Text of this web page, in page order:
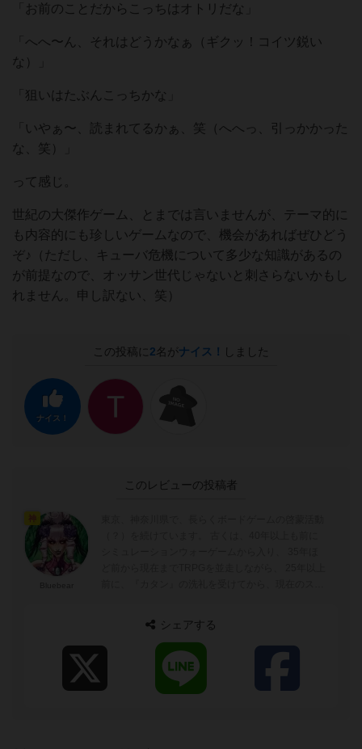
「お前のことだからこっちはオトリだな」
「へへ〜ん、それはどうかなぁ（ギクッ！コイツ鋭い
な）」
「狙いはたぶんこっちかな」
「いやぁ〜、読まれてるかぁ、笑（へへっ、引っかかった
な、笑）」
って感じ。
世紀の大傑作ゲーム、とまでは言いませんが、テーマ的に
も内容的にも珍しいゲームなので、機会があればぜひどう
ぞ♪（ただし、キューバ危機について多少な知識があるの
が前提なので、オッサン世代じゃないと刺さらないかもし
れません。申し訳ない、笑）
この投稿に 2名がナイス！ しました
ナイス！
このレビューの投稿者
シェアする